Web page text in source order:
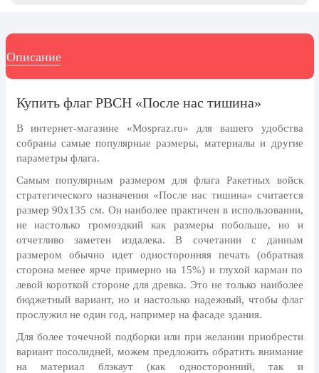
1 апреля, День смеха
благоустройству
День геолога (первое воскресенье
Светлая Пасха
12 апреля, День космонавтики
18 апреля, Дни исторического и
культурного наследия
1 мая, праздник Весны и Труда
6 мая, День герба и флага города
Москвы
9 мая, День Победы
письменности и культуры
28 мая, День пограничника
Описание
Купить флаг РВСН «После нас тишина»
В интернет-магазине «Mospraz.ru» для вашего удобства
собраны самые популярные размеры, материалы и другие
параметры флага.
Самым популярным размером для флага Ракетных войск
стратегического назначения «После нас тишина» считается
размер 90x135 см. Он наиболее практичен в использовании,
не настолько громоздкий как размеры побольше, но и
отчетливо заметен издалека. В сочетании с данным
размером обычно идет односторонняя печать (обратная
сторона менее ярче примерно на 15%) и глухой карман по
левой короткой стороне для древка. Это не только наиболее
бюджетный вариант, но и настолько надежный, чтобы флаг
прослужил не один год, например на фасаде здания.
Для более точечной подборки или при желании приобрести
вариант посолидней, можем предложить обратить внимание
на материал блэкаут (как односторонний, так и